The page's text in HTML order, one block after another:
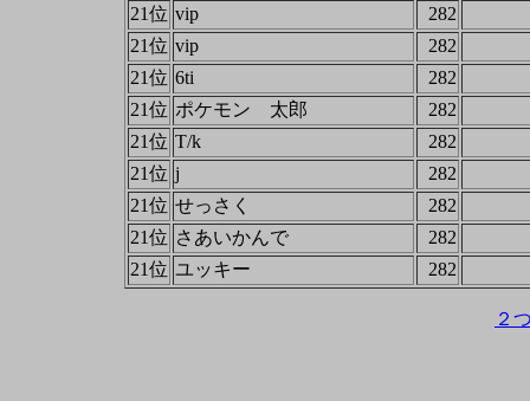
21位 vip
282
21位 vip
282
21位 6ti
282
21位 ポケモン 太郎
282
21位 T/k
282
21位 j
282
21位 せっさく
282
21位 さあいかんで
282
21位 ユッキー 282
２